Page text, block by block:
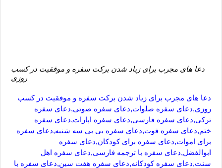
دعا های مجرب برای زیاد شدن برکت سفره و موفقیت در کسب
روزی
دعا های مجرب برای زیاد شدن برکت سفره و موفقیت در کسب
روزی,دعای سفره صلوات,دعای سفره صوتی,دعای سفره
ترکی,دعای سفره فارسی,دعای سفره اپارات,دعای سفره
ختم,دعای سفره فوت,دعای سفره بی بی سه شنبه,دعای سفره
برای اموات,دعای سفره برای کودکان,دعای سفره
ابوالفضل,دعای سفره با ترجمه فارسی,دعای سفره اهل
سنت,دعای سفره کودکانه,دعای سفره هفت سین,دعای سفره با